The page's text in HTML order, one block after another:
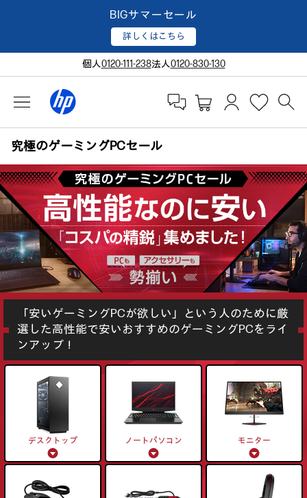
BIGサマーセール
詳しくはこちら
個人0120-111-238法人0120-830-130
究極のゲーミングPCセール
「安いゲーミングPCが欲しい」という人のために厳
選した高性能で安いおすすめのゲーミングPCをライ
ンアップ！
デスクトップ ノートパソコン モニター